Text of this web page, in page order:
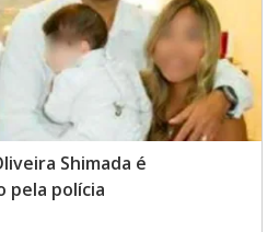
Shimada é
pela polícia